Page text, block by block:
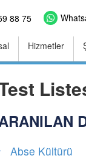
88 75
Hizmetler
Abse Kültürü